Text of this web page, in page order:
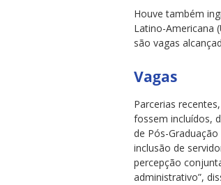
Houve também
Latino-Americana
são vagas
Vagas
Parcerias
fossem incluídos,
de Pós-
inclusão de
percepção
administrativo”,